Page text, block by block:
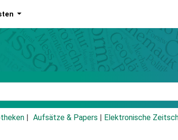
Aufsätze & Papers Elektronische